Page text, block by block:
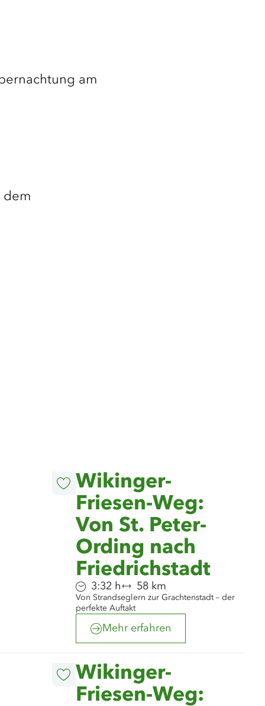
am
dem
Diesen
Artikel
merken
Wikinger-
Friesen-Weg:
Von St. Peter-
Ording nach
Friedrichstadt
Dauer:
3:32 h Entfernung:
58 km
Von Strandseglern zur Grachtenstadt – der
perfekte Auftakt
Mehr erfahren
Diesen
Artikel
merken
Wikinger-
Friesen-Weg: